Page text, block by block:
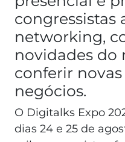
congressistas
networking,
novidades do
conferir
negócios.
O Digitalks Expo
dias 24 e 25 de